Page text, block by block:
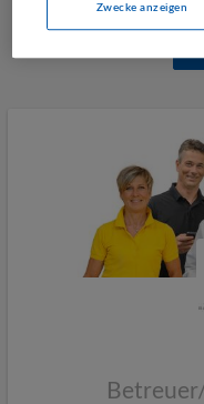
Zwecke anzeigen